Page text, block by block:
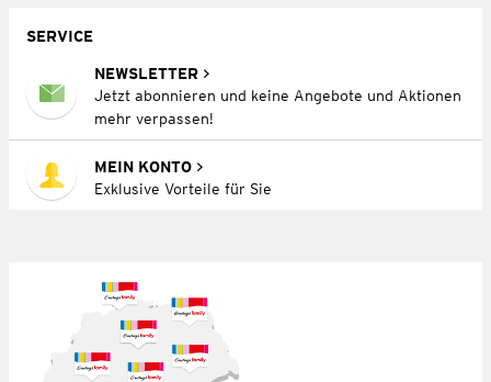
SERVICE
NEWSLETTER
Jetzt abonnieren und keine Angebote und Aktionen
mehr verpassen!
MEIN KONTO
Exklusive Vorteile für Sie